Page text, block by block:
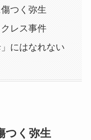
つく弥生
レス事件
にはなれない
つく弥生